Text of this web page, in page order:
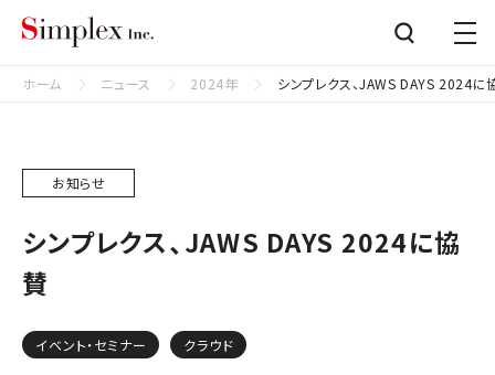
ホーム ニュース 2024年 シンプレクス、JAWS DAYS 2024に
お知らせ
シンプレクス、JAWS DAYS 2024に協
賛
イベント・セミナー クラウド